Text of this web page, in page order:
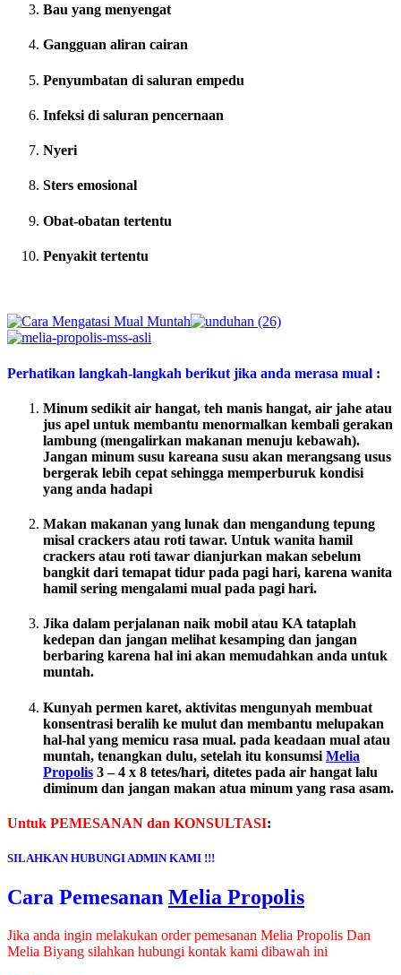
Bau yang menyengat
Gangguan aliran cairan
Penyumbatan di saluran empedu
Infeksi di saluran pencernaan
Nyeri
Sters emosional
Obat-obatan tertentu
Penyakit tertentu
Perhatikan langkah-langkah berikut jika anda merasa mual :
Minum sedikit air hangat, teh manis hangat, air jahe atau
jus apel untuk membantu menormalkan kembali gerakan
lambung (mengalirkan makanan menuju kebawah).
Jangan minum susu kareana susu akan merangsang usus
bergerak lebih cepat sehingga memperburuk kondisi
yang anda hadapi
Makan makanan yang lunak dan mengandung tepung
misal crackers atau roti tawar. Untuk wanita hamil
crackers atau roti tawar dianjurkan makan sebelum
bangkit dari temapat tidur pada pagi hari, karena wanita
hamil sering mengalami mual pada pagi hari.
Jika dalam perjalanan naik mobil atau KA tataplah
kedepan dan jangan melihat kesamping dan jangan
berbaring karena hal ini akan memudahkan anda untuk
muntah.
Kunyah permen karet, aktivitas mengunyah membuat
konsentrasi beralih ke mulut dan membantu melupakan
hal-hal yang memicu rasa mual. pada keadaan mual atau
muntah, tenangkan dulu, setelah itu konsumsi Melia
Propolis 3 – 4 x 8 tetes/hari, ditetes pada air hangat lalu
diminum dan jangan makan atua minum yang rasa asam.
Untuk PEMESANAN dan KONSULTASI:
SILAHKAN HUBUNGI ADMIN KAMI !!!
Cara Pemesanan Melia Propolis
Jika anda ingin melakukan order pemesanan Melia Propolis Dan
Melia Biyang silahkan hubungi kontak kami dibawah ini